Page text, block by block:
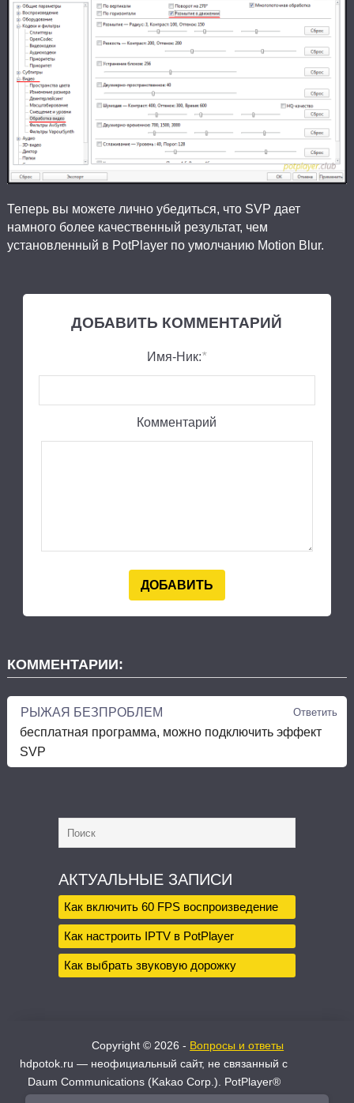
Теперь вы можете лично убедиться, что SVP дает
намного более качественный результат, чем
установленный в PotPlayer по умолчанию Motion Blur.
ДОБАВИТЬ КОММЕНТАРИЙ
Имя-Ник:*
Комментарий
КОММЕНТАРИИ:
РЫЖАЯ БЕЗПРОБЛЕМ Ответить
бесплатная программа, можно подключить эффект
SVP
АКТУАЛЬНЫЕ ЗАПИСИ
Как включить 60 FPS воспроизведение
Как настроить IPTV в PotPlayer
Как выбрать звуковую дорожку
Copyright © 2026 - Вопросы и ответы
hdpotok.ru — неофициальный сайт, не связанный с
Daum Communications (Kakao Corp.). PotPlayer®
является зарегистрированным товарным знаком